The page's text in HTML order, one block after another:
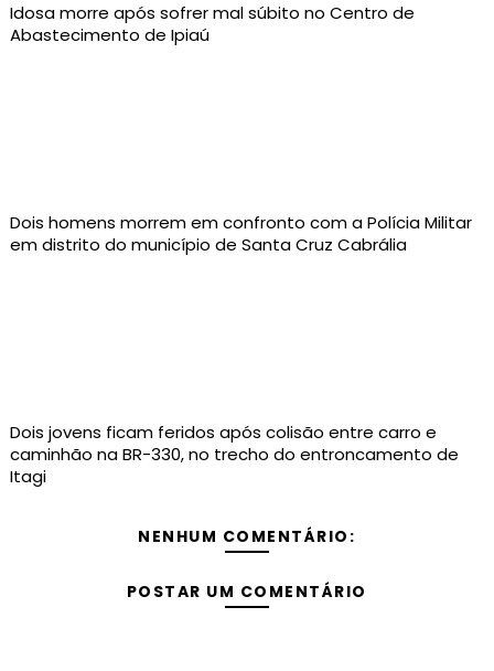
Idosa morre após sofrer mal súbito no Centro de
Abastecimento de Ipiaú
Dois homens morrem em confronto com a Polícia Militar
em distrito do município de Santa Cruz Cabrália
Dois jovens ficam feridos após colisão entre carro e
caminhão na BR-330, no trecho do entroncamento de
Itagi
NENHUM COMENTÁRIO:
POSTAR UM COMENTÁRIO